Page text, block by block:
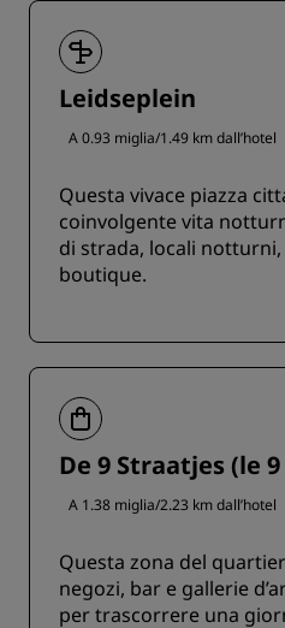
Leidseplein
A 0.93 miglia/1.49 km dall’hotel
Questa vivace piazza
coinvolgente vita
di strada, locali
boutique.
De 9 Straatjes (le
A 1.38 miglia/2.23 km dall’hotel
Questa zona del
negozi, bar e gallerie
per trascorrere una